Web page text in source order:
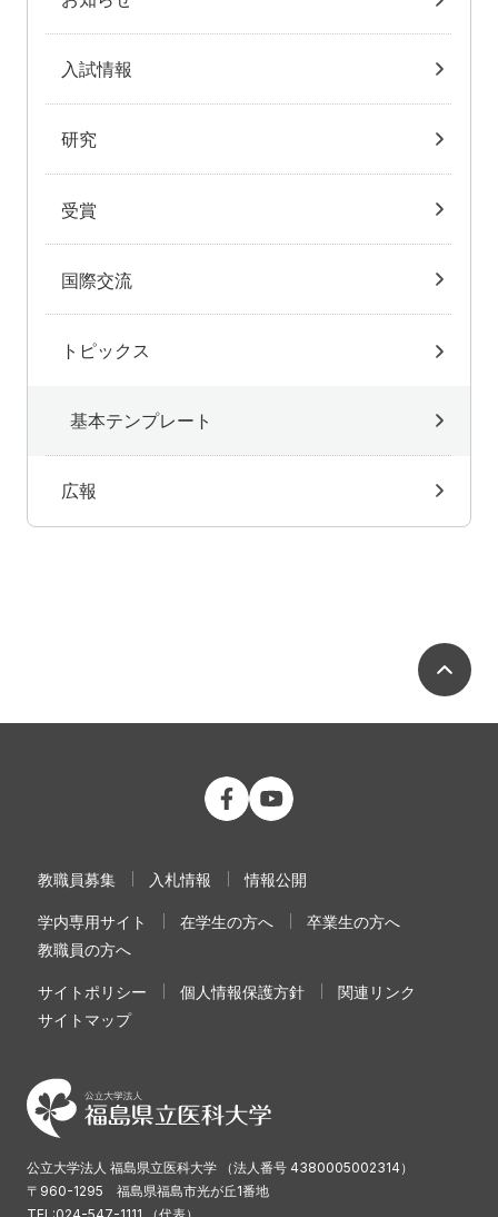
入試情報
研究
受賞
国際交流
トピックス
基本テンプレート
広報
公立大学法人 福島県立医科大学
教職員募集 入札情報 情報公開
学内専用サイト 在学生の方へ
卒業生の方へ
教職員の方へ
サイトポリシー 個人情報保護方針
関連リンク
サイトマップ
公立大学法人 福島県立医科大学 （法人番号 4380005002314）
〒960-1295 福島県福島市光が丘1番地